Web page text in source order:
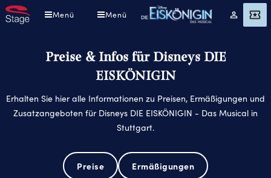
Direkt
zum
Menü Menü
Mein
Konto
Angebot
Preise & Infos für Disneys DIE
EISKÖNIGIN
Erhalten Sie hier alle Informationen zu Preisen, Ermäßigungen und
Zusatzangeboten für Disneys DIE EISKÖNIGIN - Das Musical in
Stuttgart.
Preise Ermäßigungen